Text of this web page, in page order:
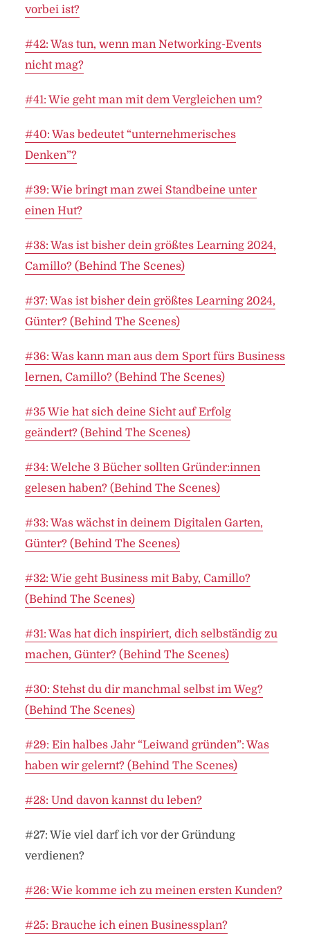
vorbei ist?
#42: Was tun, wenn man Networking-Events
nicht mag?
#41: Wie geht man mit dem Vergleichen um?
#40: Was bedeutet “unternehmerisches
Denken”?
#39: Wie bringt man zwei Standbeine unter
einen Hut?
#38: Was ist bisher dein größtes Learning 2024,
Camillo? (Behind The Scenes)
#37: Was ist bisher dein größtes Learning 2024,
Günter? (Behind The Scenes)
#36: Was kann man aus dem Sport fürs Business
lernen, Camillo? (Behind The Scenes)
#35 Wie hat sich deine Sicht auf Erfolg
geändert? (Behind The Scenes)
#34: Welche 3 Bücher sollten Gründer:innen
gelesen haben? (Behind The Scenes)
#33: Was wächst in deinem Digitalen Garten,
Günter? (Behind The Scenes)
#32: Wie geht Business mit Baby, Camillo?
(Behind The Scenes)
#31: Was hat dich inspiriert, dich selbständig zu
machen, Günter? (Behind The Scenes)
#30: Stehst du dir manchmal selbst im Weg?
(Behind The Scenes)
#29: Ein halbes Jahr “Leiwand gründen”: Was
haben wir gelernt? (Behind The Scenes)
#28: Und davon kannst du leben?
#27: Wie viel darf ich vor der Gründung
verdienen?
#26: Wie komme ich zu meinen ersten Kunden?
#25: Brauche ich einen Businessplan?